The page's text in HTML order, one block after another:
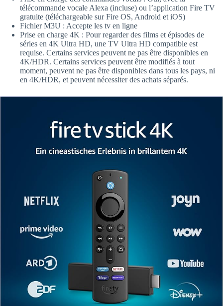
télécommande vocale Alexa (incluse) ou l’application Fire TV
gratuite (téléchargeable sur Fire OS, Android et iOS)
Fichier M3U : Accepte les tv en ligne
Prise en charge 4K : Pour regarder des films et épisodes de
séries en 4K Ultra HD, une TV Ultra HD compatible est
requise. Certains services peuvent ne pas être disponibles en
4K/HDR. Certains services peuvent être modifiés à tout
moment, peuvent ne pas être disponibles dans tous les pays, ni
en 4K/HDR, et peuvent nécessiter des achats séparés.